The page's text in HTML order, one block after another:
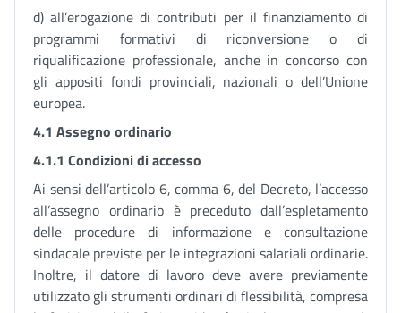
d) all’erogazione di contributi per il finanziamento di
programmi formativi di riconversione o di
riqualificazione professionale, anche in concorso con
gli appositi fondi provinciali, nazionali o dell’Unione
europea.
4.1 Assegno ordinario
4.1.1 Condizioni di accesso
Ai sensi dell’articolo 6, comma 6, del Decreto, l’accesso
all’assegno ordinario è preceduto dall’espletamento
delle procedure di informazione e consultazione
sindacale previste per le integrazioni salariali ordinarie.
Inoltre, il datore di lavoro deve avere previamente
utilizzato gli strumenti ordinari di flessibilità, compresa